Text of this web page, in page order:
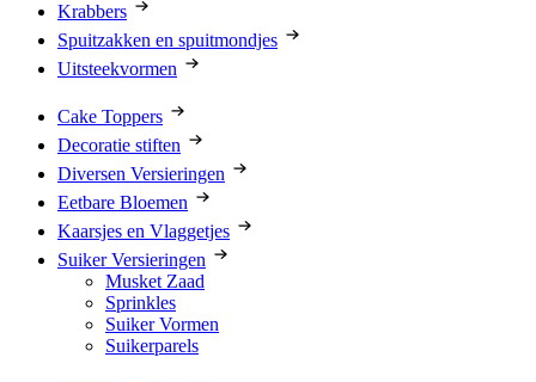
Krabbers
Spuitzakken en spuitmondjes
Uitsteekvormen
Cake Toppers
Decoratie stiften
Diversen Versieringen
Eetbare Bloemen
Kaarsjes en Vlaggetjes
Suiker Versieringen
Musket Zaad
Sprinkles
Suiker Vormen
Suikerparels